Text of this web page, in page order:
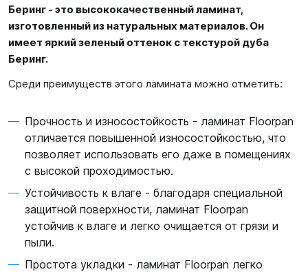
Беринг - это высококачественный ламинат,
изготовленный из натуральных материалов. Он
имеет яркий зеленый оттенок с текстурой дуба
Беринг.
Среди преимуществ этого ламината можно отметить:
Прочность и износостойкость - ламинат Floorpan
отличается повышенной износостойкостью, что
позволяет использовать его даже в помещениях
с высокой проходимостью.
Устойчивость к влаге - благодаря специальной
защитной поверхности, ламинат Floorpan
устойчив к влаге и легко очищается от грязи и
пыли.
Простота укладки - ламинат Floorpan легко